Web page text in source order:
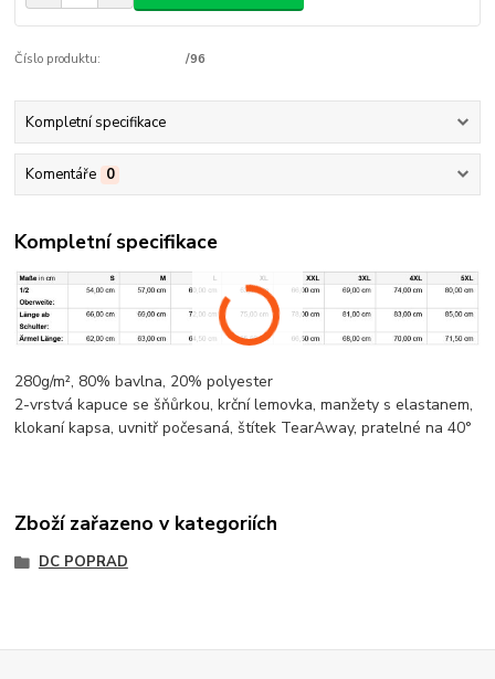
Číslo produktu: /96
Kompletní specifikace
Komentáře 0
Kompletní specifikace
280g/m², 80%bavlna, 20%polyester
2-vrstvá kapuce se šňůrkou,krční lemovka, manžety s elastanem,
klokaní kapsa, uvnitř počesaná, štítek TearAway, pratelné na 40°
Zboží zařazeno v kategoriích
DC POPRAD